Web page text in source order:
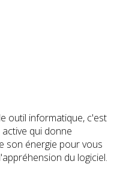
outil informatique, c'est
qui donne
son énergie pour vous
du logiciel.